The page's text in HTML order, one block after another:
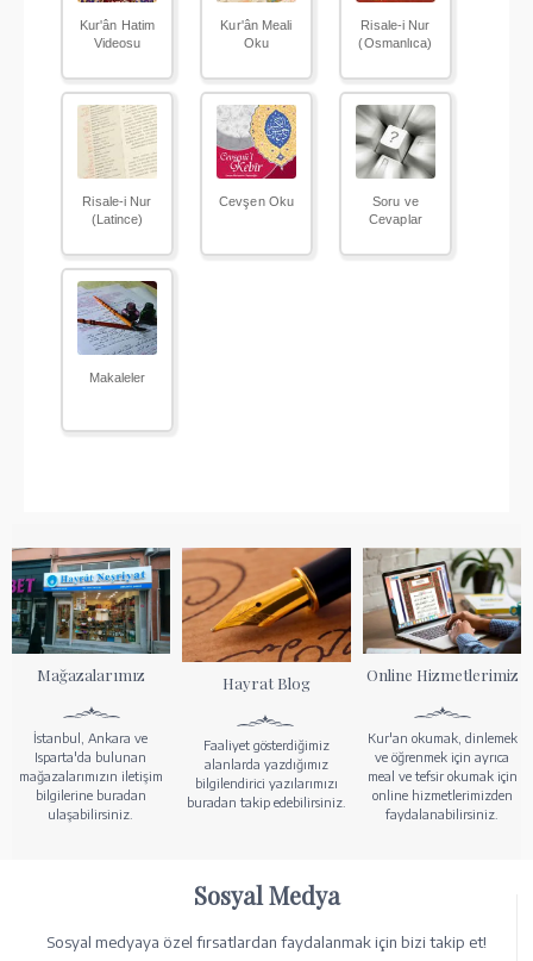
Kur'ân Hatim
Videosu
Kur'ân Meali
Oku
Risale-i Nur
(Osmanlıca)
Risale-i Nur
(Latince)
Cevşen Oku
Soru ve
Cevaplar
Makaleler
Mağazalarımız
İstanbul, Ankara ve
Isparta'da bulunan
mağazalarımızın iletişim
bilgilerine buradan
ulaşabilirsiniz.
Hayrat Blog
Faaliyet gösterdiğimiz
alanlarda yazdığımız
bilgilendirici yazılarımızı
buradan takip edebilirsiniz.
Online Hizmetlerimiz
Kur'an okumak, dinlemek
ve öğrenmek için ayrıca
meal ve tefsir okumak için
online hizmetlerimizden
faydalanabilirsiniz.
Sosyal Medya
Sosyal medyaya özel fırsatlardan faydalanmak için bizi takip et!